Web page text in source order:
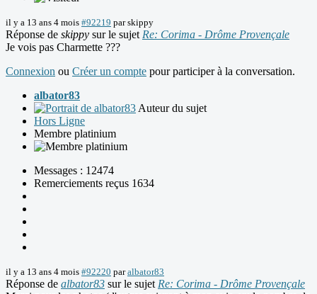
il y a 13 ans 4 mois #92219 parskippy
Réponse de skippy sur le sujet Re: Corima - Drôme Provençale
Je vois pas Charmette ???
Connexion ou Créer un compte pour participer à la conversation.
albator83
Auteur du sujet
Hors Ligne
Membre platinium
Messages : 12474
Remerciements reçus 1634
il y a 13 ans 4 mois #92220 paralbator83
Réponse de albator83 sur le sujet Re: Corima - Drôme Provençale